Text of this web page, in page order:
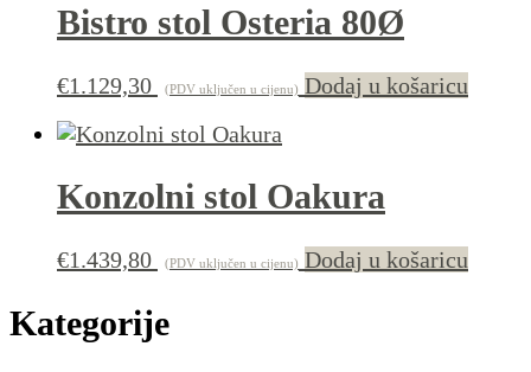
Bistro stol Osteria 80Ø
€1.129,30 (PDV uključen u cijenu) Dodaj u košaricu
Konzolni stol Oakura
€1.439,80 (PDV uključen u cijenu) Dodaj u košaricu
Kategorije